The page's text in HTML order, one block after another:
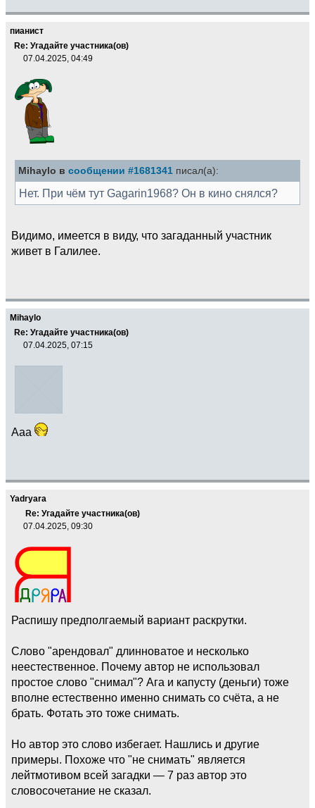
пианист
Re: Угадайте участника(ов)
07.04.2025, 04:49
Mihaylo в сообщении #1681341 писал(а):
Нет. При чём тут Gagarin1968? Он в кино снялся?
Видимо, имеется в виду, что загаданный участник
живет в Галилее.
Mihaylo
Re: Угадайте участника(ов)
07.04.2025, 07:15
Ааа
Yadryara
Re: Угадайте участника(ов)
07.04.2025, 09:30
Распишу предполгаемый вариант раскрутки.
Слово "арендовал" длинноватое и несколько
неестественное. Почему автор не использовал
простое слово "снимал"? Ага и капусту (деньги) тоже
вполне естественно именно снимать со счёта, а не
брать. Фотать это тоже снимать.
Но автор это слово избегает. Нашлись и другие
примеры. Похоже что "не снимать" является
лейтмотивом всей загадки — 7 раз автор это
словосочетание не сказал.